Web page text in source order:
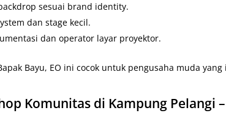
sesuai brand identity.
dan stage kecil.
dan operator layar proyektor.
Bayu, EO ini cocok untuk pengusaha muda
Komunitas di Kampung Pelangi